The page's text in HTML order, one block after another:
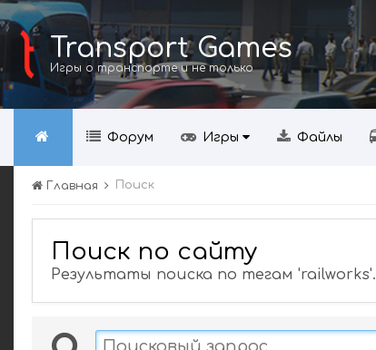
Transport Games
Игры о транспорте и не только
Форум Игры Файлы
Главная Поиск
Поиск по сайту
Результаты поиска по тегам 'railworks'.